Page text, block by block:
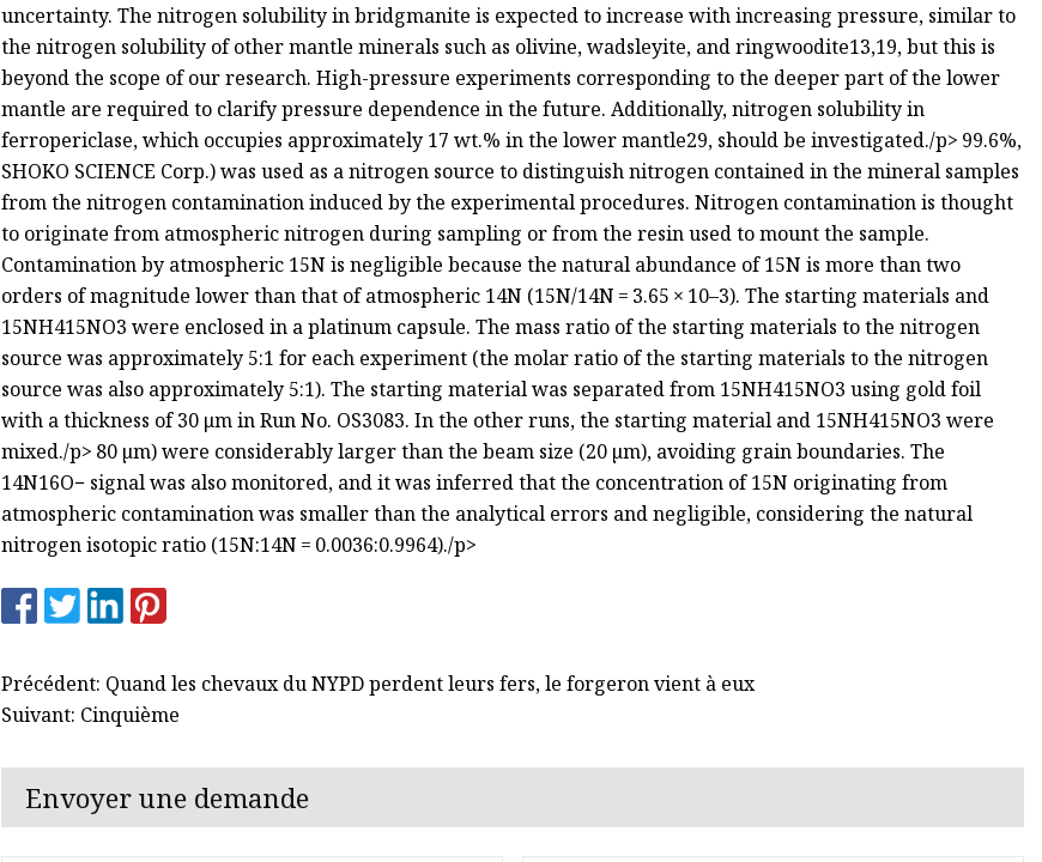
uncertainty. The nitrogen solubility in bridgmanite is expected to increase with increasing pressure, similar to
the nitrogen solubility of other mantle minerals such as olivine, wadsleyite, and ringwoodite13,19, but this is
beyond the scope of our research. High-pressure experiments corresponding to the deeper part of the lower
mantle are required to clarify pressure dependence in the future. Additionally, nitrogen solubility in
ferropericlase, which occupies approximately 17 wt.% in the lower mantle29, should be investigated./p> 99.6%,
SHOKO SCIENCE Corp.) was used as a nitrogen source to distinguish nitrogen contained in the mineral samples
from the nitrogen contamination induced by the experimental procedures. Nitrogen contamination is thought
to originate from atmospheric nitrogen during sampling or from the resin used to mount the sample.
Contamination by atmospheric 15N is negligible because the natural abundance of 15N is more than two
orders of magnitude lower than that of atmospheric 14N (15N/14N = 3.65 × 10–3). The starting materials and
15NH415NO3 were enclosed in a platinum capsule. The mass ratio of the starting materials to the nitrogen
source was approximately 5:1 for each experiment (the molar ratio of the starting materials to the nitrogen
source was also approximately 5:1). The starting material was separated from 15NH415NO3 using gold foil
with a thickness of 30 μm in Run No. OS3083. In the other runs, the starting material and 15NH415NO3 were
mixed./p> 80 µm) were considerably larger than the beam size (20 µm), avoiding grain boundaries. The
14N16O− signal was also monitored, and it was inferred that the concentration of 15N originating from
atmospheric contamination was smaller than the analytical errors and negligible, considering the natural
nitrogen isotopic ratio (15N:14N = 0.0036:0.9964)./p>
Précédent: Quand les chevaux du NYPD perdent leurs fers, le forgeron vient à eux
Suivant: Cinquième
Envoyer une demande